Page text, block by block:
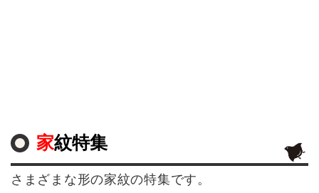
家紋特集
さまざまな形の家紋の特集です。